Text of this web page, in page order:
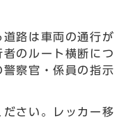
路は車両の通行が
のルート横断につ
察官・係員の指示
さい。レッカー移